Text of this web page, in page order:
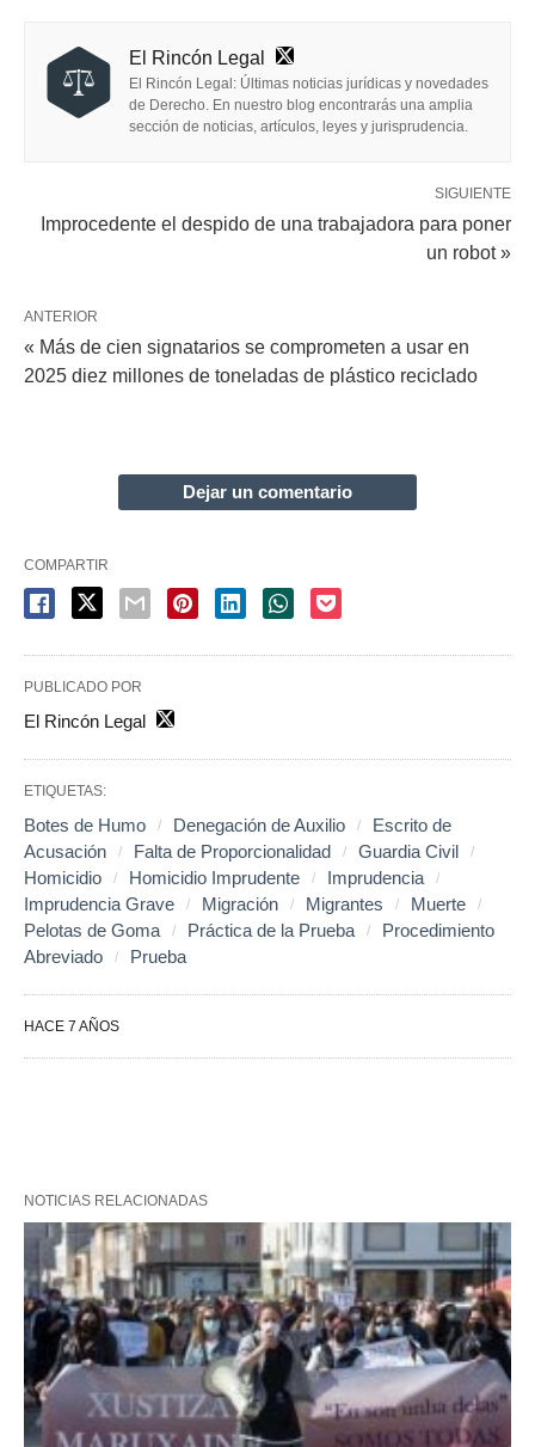
El Rincón Legal
El Rincón Legal: Últimas noticias jurídicas y novedades
de Derecho. En nuestro blog encontrarás una amplia
sección de noticias, artículos, leyes y jurisprudencia.
SIGUIENTE
Improcedente el despido de una trabajadora para poner
un robot »
ANTERIOR
« Más de cien signatarios se comprometen a usar en
2025 diez millones de toneladas de plástico reciclado
Dejar un comentario
COMPARTIR
PUBLICADO POR
El Rincón Legal
ETIQUETAS:
Botes de Humo Denegación de Auxilio
Escrito de
Acusación
Falta de Proporcionalidad
Guardia Civil
Homicidio
Homicidio Imprudente
Imprudencia
Imprudencia Grave
Migración Migrantes
Muerte
Pelotas de Goma
Práctica de la Prueba
Procedimiento
Abreviado
Prueba
HACE 7 AÑOS
NOTICIAS RELACIONADAS